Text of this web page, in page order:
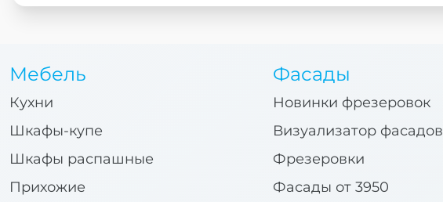
Мебель
Кухни
Шкафы-купе
Шкафы распашные
Прихожие
Фасады
Новинки фрезеровок
Визуализатор фасадов
Фрезеровки
Фасады от 3950